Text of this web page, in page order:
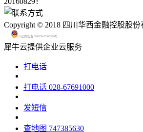
Copyright © 2018 四川华西金融控股股份
川公网安备 51015602000580号
犀牛云提供企业云服务
打电话
打电话 028-67691000
发短信
查地图 747385630